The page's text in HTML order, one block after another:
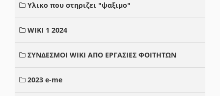
Υλικο που στηριζει "ψαξιμο"
WIKI 1 2024
ΣΥΝΔΕΣΜΟΙ WIKI ΑΠΟ ΕΡΓΑΣΙΕΣ ΦΟΙΤΗΤΩΝ
2023 e-me